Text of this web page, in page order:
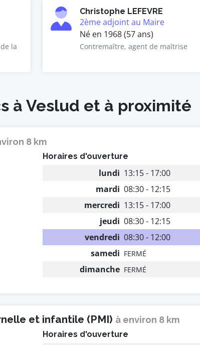
la
Christophe LEFEVRE
2ème adjoint au Maire
Né en 1968 (57 ans)
Contremaître, agent de maîtrise
à Veslud et à proximité
8 km
Horaires d'ouverture
lundi 13:15 - 17:00
mardi 08:30 - 12:15
mercredi 13:15 - 17:00
jeudi 08:30 - 12:15
vendredi 08:30 - 12:00
samedi FERMÉ
dimanche FERMÉ
et infantile (PMI) à environ 8 km
Horaires d'ouverture